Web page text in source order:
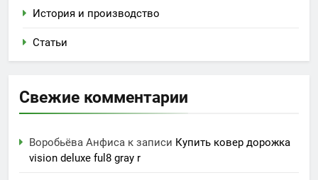
История и производство
Статьи
Свежие комментарии
Воробьёва Анфиса к записи Купить ковер дорожка
vision deluxe ful8 gray r